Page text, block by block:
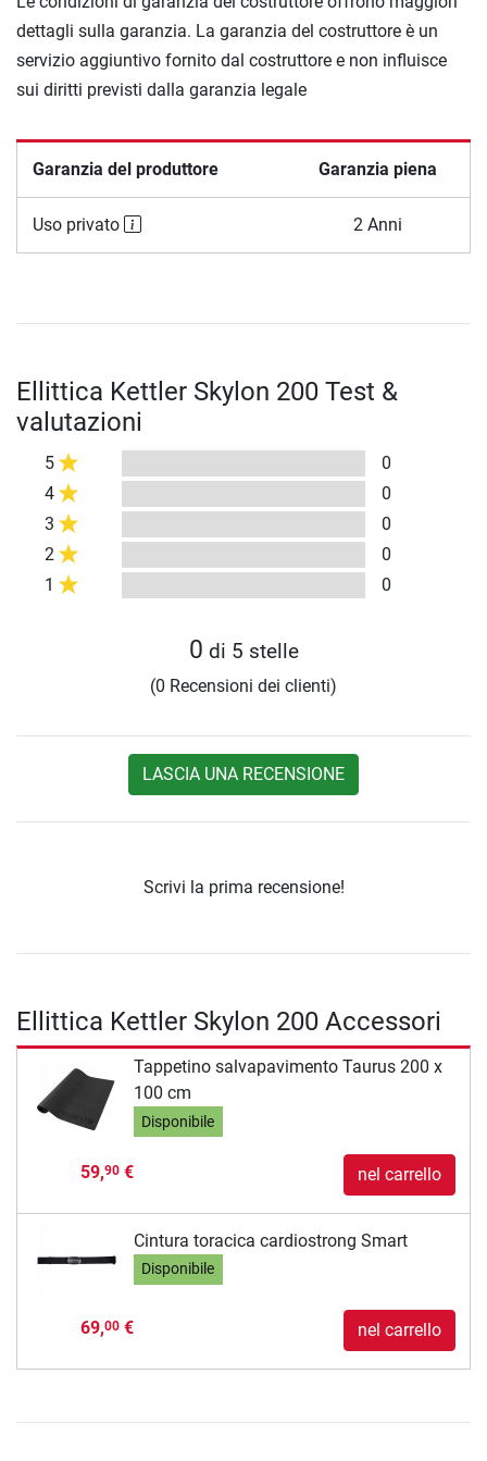
dettagli sulla garanzia. La garanzia del costruttore è un
servizio aggiuntivo fornito dal costruttore e non influisce
sui diritti previsti dalla garanzia legale
Garanzia del produttore Garanzia piena
Uso privato 2 Anni
Ellittica Kettler Skylon 200 Test &
valutazioni
5
0
4
0
3
0
2
0
1
0
0 di 5 stelle
(0 Recensioni dei clienti)
LASCIA UNA RECENSIONE
Scrivi la prima recensione!
Ellittica Kettler Skylon 200 Accessori
Tappetino salvapavimento Taurus 200 x
100 cm
Disponibile
59,90€ nel carrello
Cintura toracica cardiostrong Smart
Disponibile
69,00€ nel carrello